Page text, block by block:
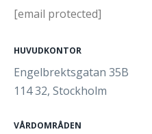
[email protected]
HUVUDKONTOR
Engelbrektsgatan 35B
114 32, Stockholm
VÅRDOMRÅDEN